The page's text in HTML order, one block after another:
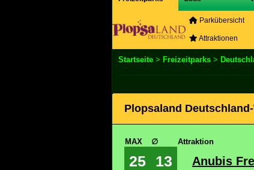
Parkübersicht
Attraktionen
Startseite > Freizeitparks >
Plopsaland
MAX ∅ Attraktion
25 13 Anubis